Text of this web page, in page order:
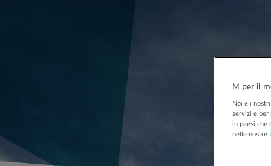
M per il
Noi e i
servizi e per
in paesi che
nelle nostre